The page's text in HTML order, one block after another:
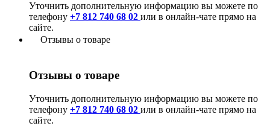
Уточнить дополнительную информацию вы можете по
телефону +7 812 740 68 02 или в онлайн-чате прямо на
сайте.
Отзывы о товаре
Отзывы о товаре
Уточнить дополнительную информацию вы можете по
телефону +7 812 740 68 02 или в онлайн-чате прямо на
сайте.